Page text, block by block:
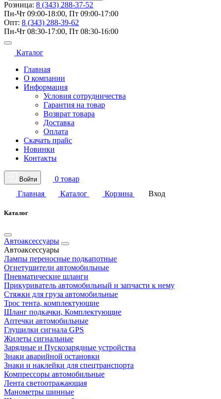
Розница: 8 (343) 288-37-52
Пн-Чт 09:00-18:00, Пт 09:00-17:00
Опт: 8 (343) 288-39-62
Пн-Чт 08:30-17:00, Пт 08:30-16:00
Каталог
Главная
О компании
Информация
Условия сотрудничества
Гарантия на товар
Возврат товара
Доставка
Оплата
Скачать прайс
Новинки
Контакты
Войти
0 товар
Главная
Каталог Корзина Вход
Каталог
Автоаксессуары
Автоаксессуары
Лампы переносные подкапотные
Огнетушители автомобильные
Пневматические шланги
Прикуриватель автомобильный и запчасти к нему
Стяжки для груза автомобильные
Трос тента, комплектующие
Шланг подкачки, Комплектующие
Аптечки автомобильные
Глушилки сигнала GPS
Жилеты сигнальные
Зарядные и Пускозарядные устройства
Знаки аварийной остановки
Знаки и наклейки для спецтранспорта
Компрессоры автомобильные
Лента светоотражающая
Манометры шинные